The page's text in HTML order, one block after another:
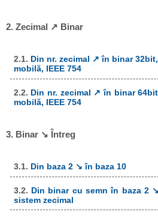
2. Zecimal ↗ Binar
2.1. Din nr. zecimal ↗ în binar
mobilă, IEEE 754
2.2. Din nr. zecimal ↗ în binar
mobilă, IEEE 754
3. Binar ↘ Întreg
3.1. Din baza 2 ↘ în baza 10
3.2. Din binar cu semn în baza 2
sistem zecimal